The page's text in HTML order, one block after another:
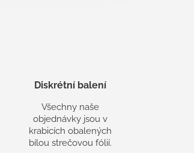
Diskrétní balení
Všechny naše
objednávky jsou v
krabicích obalených
bílou strečovou fólií.